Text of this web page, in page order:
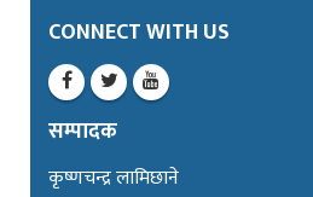
CONNECT WITH US
सम्पादक
कृष्णचन्द्र लामिछाने